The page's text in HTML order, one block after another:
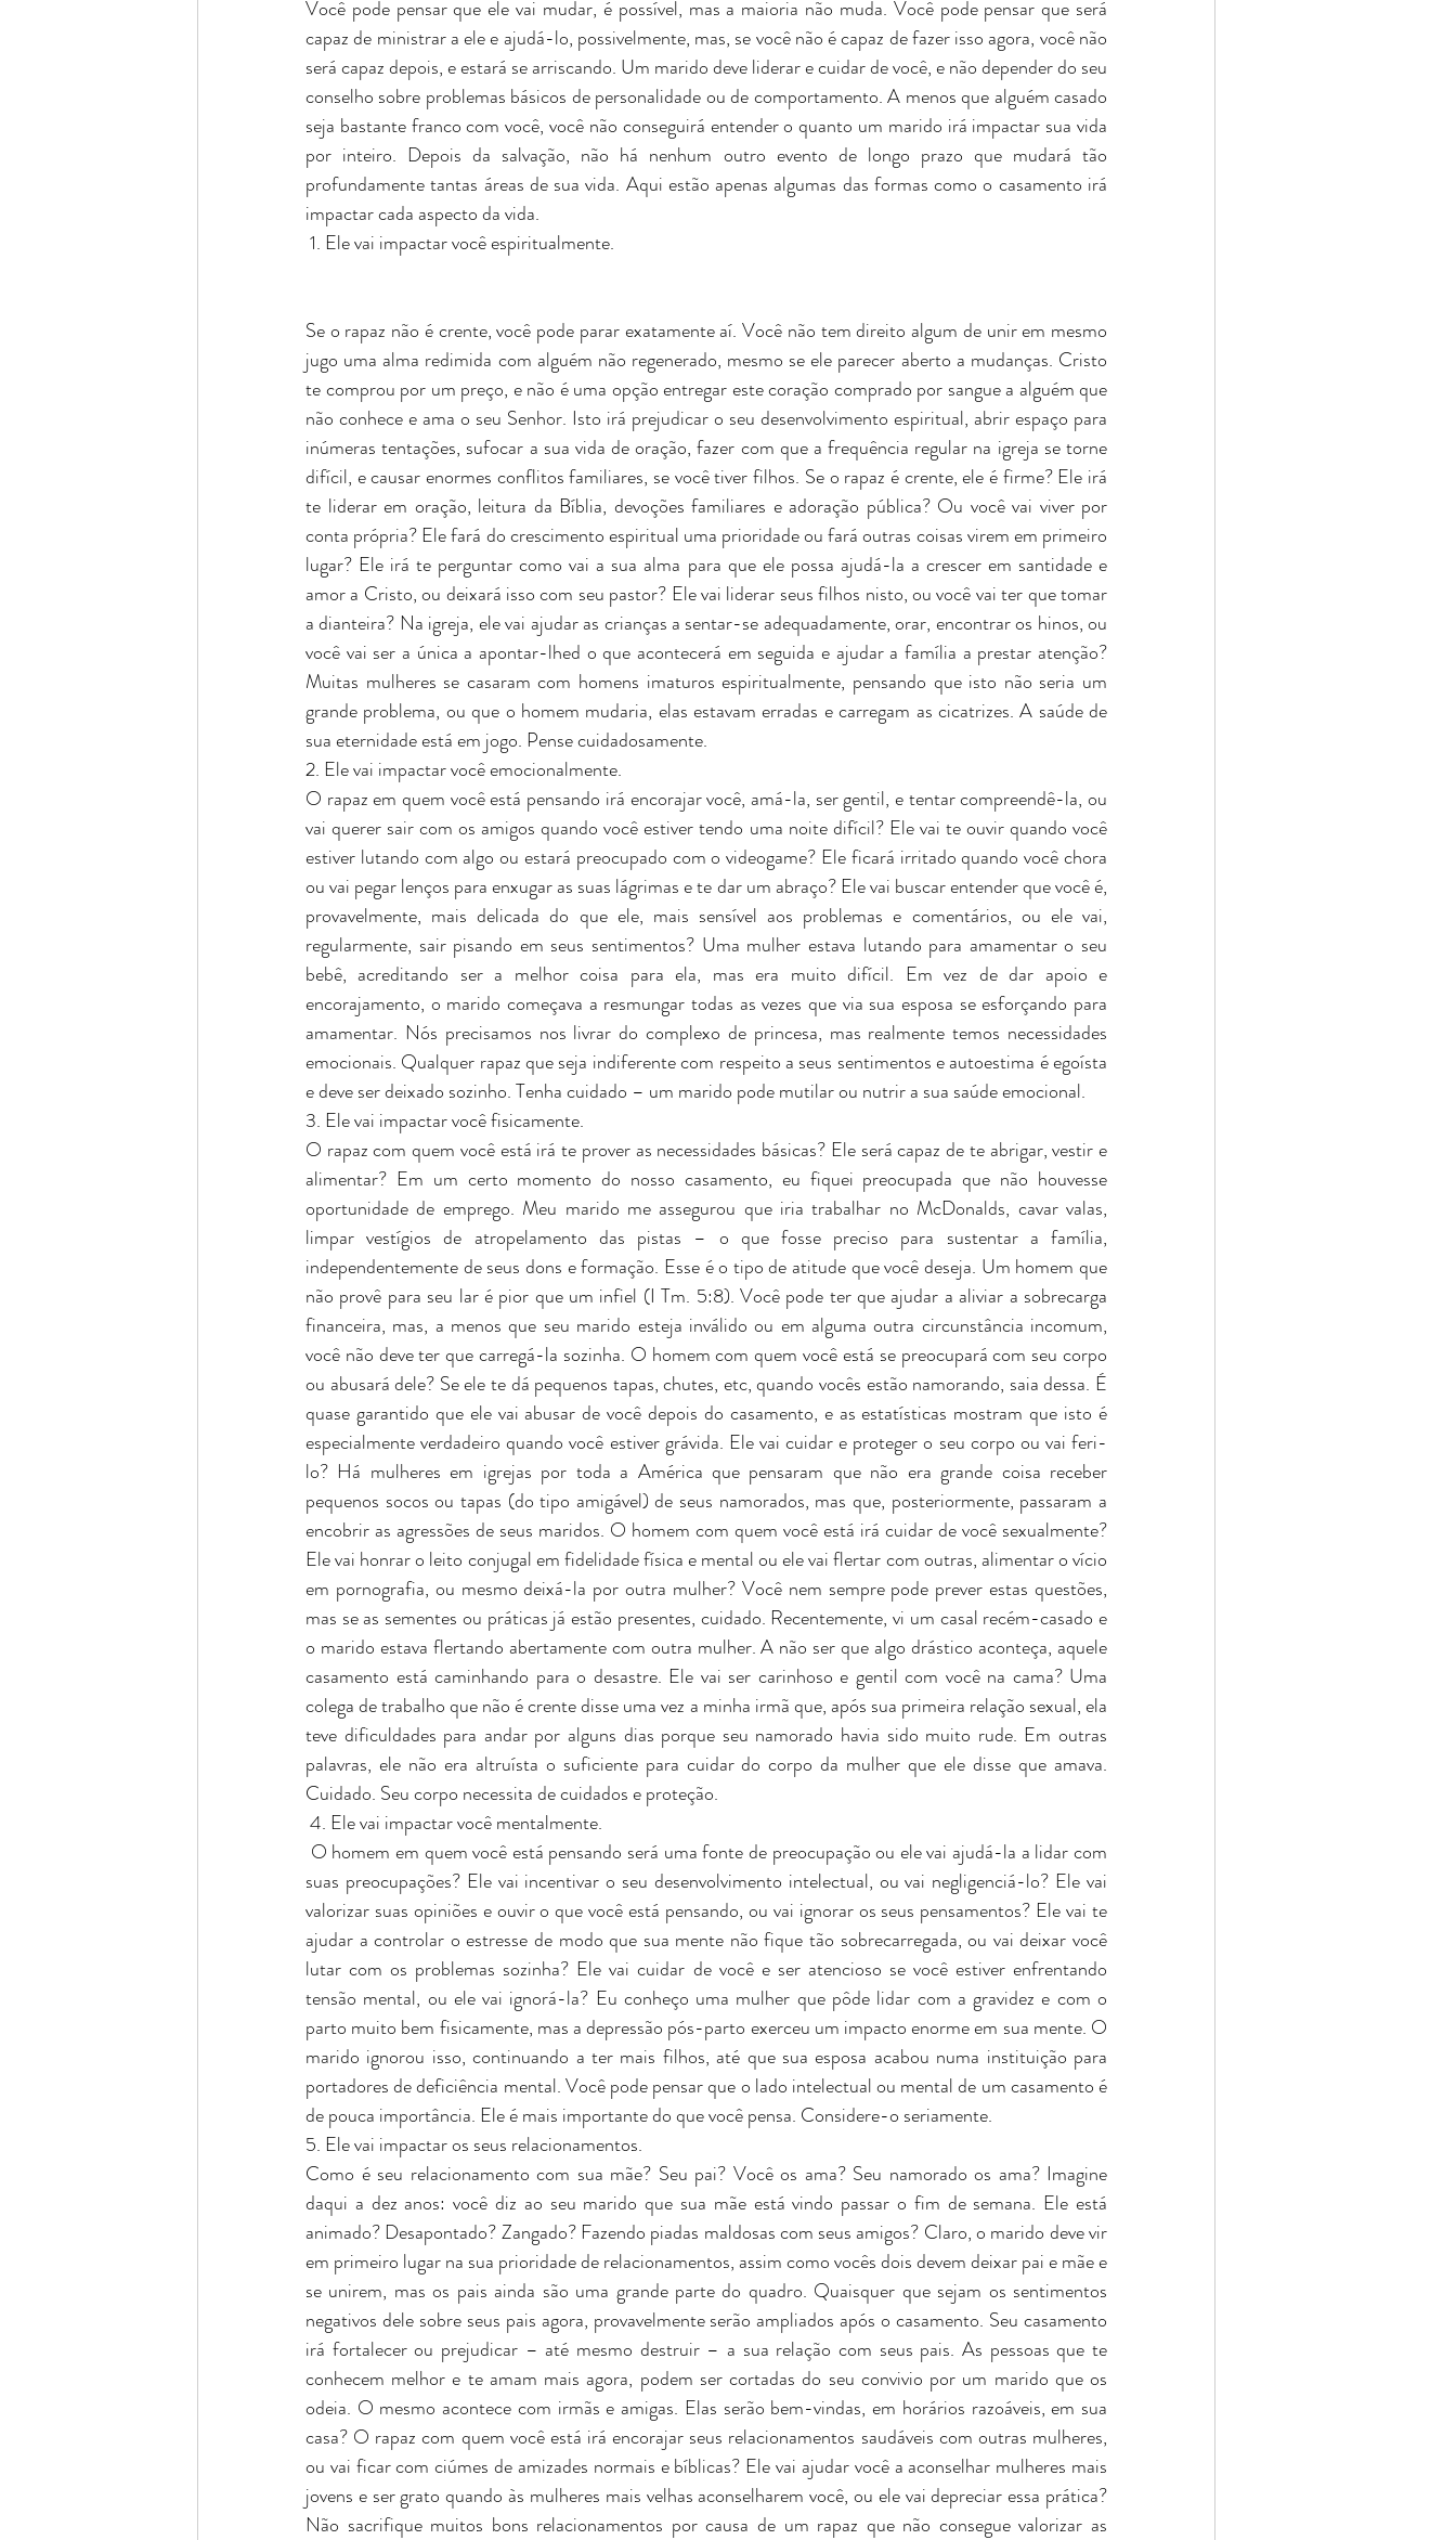
Você pode pensar que ele vai mudar, é possível, mas a maioria não muda. Você pode pensar que será
capaz de ministrar a ele e ajudá-lo, possivelmente, mas, se você não é capaz de fazer isso agora, você não
será capaz depois, e estará se arriscando. Um marido deve liderar e cuidar de você, e não depender do seu
conselho sobre problemas básicos de personalidade ou de comportamento. A menos que alguém casado
seja bastante franco com você, você não conseguirá entender o quanto um marido irá impactar sua vida
por inteiro. Depois da salvação, não há nenhum outro evento de longo prazo que mudará tão
profundamente tantas áreas de sua vida. Aqui estão apenas algumas das formas como o casamento irá
impactar cada aspecto da vida.
1. Ele vai impactar você espiritualmente.
Se o rapaz não é crente, você pode parar exatamente aí. Você não tem direito algum de unir em mesmo
jugo uma alma redimida com alguém não regenerado, mesmo se ele parecer aberto a mudanças. Cristo
te comprou por um preço, e não é uma opção entregar este coração comprado por sangue a alguém que
não conhece e ama o seu Senhor. Isto irá prejudicar o seu desenvolvimento espiritual, abrir espaço para
inúmeras tentações, sufocar a sua vida de oração, fazer com que a frequência regular na igreja se torne
difícil, e causar enormes conflitos familiares, se você tiver filhos. Se o rapaz é crente, ele é firme? Ele irá
te liderar em oração, leitura da Bíblia, devoções familiares e adoração pública? Ou você vai viver por
conta própria? Ele fará do crescimento espiritual uma prioridade ou fará outras coisas virem em primeiro
lugar? Ele irá te perguntar como vai a sua alma para que ele possa ajudá-la a crescer em santidade e
amor a Cristo, ou deixará isso com seu pastor? Ele vai liderar seus filhos nisto, ou você vai ter que tomar
a dianteira? Na igreja, ele vai ajudar as crianças a sentar-se adequadamente, orar, encontrar os hinos, ou
você vai ser a única a apontar-lhed o que acontecerá em seguida e ajudar a família a prestar atenção?
Muitas mulheres se casaram com homens imaturos espiritualmente, pensando que isto não seria um
grande problema, ou que o homem mudaria, elas estavam erradas e carregam as cicatrizes. A saúde de
sua eternidade está em jogo. Pense cuidadosamente.
2. Ele vai impactar você emocionalmente.
O rapaz em quem você está pensando irá encorajar você, amá-la, ser gentil, e tentar compreendê-la, ou
vai querer sair com os amigos quando você estiver tendo uma noite difícil? Ele vai te ouvir quando você
estiver lutando com algo ou estará preocupado com o videogame? Ele ficará irritado quando você chora
ou vai pegar lenços para enxugar as suas lágrimas e te dar um abraço? Ele vai buscar entender que você é,
provavelmente, mais delicada do que ele, mais sensível aos problemas e comentários, ou ele vai,
regularmente, sair pisando em seus sentimentos? Uma mulher estava lutando para amamentar o seu
bebê, acreditando ser a melhor coisa para ela, mas era muito difícil. Em vez de dar apoio e
encorajamento, o marido começava a resmungar todas as vezes que via sua esposa se esforçando para
amamentar. Nós precisamos nos livrar do complexo de princesa, mas realmente temos necessidades
emocionais. Qualquer rapaz que seja indiferente com respeito a seus sentimentos e autoestima é egoísta
e deve ser deixado sozinho. Tenha cuidado – um marido pode mutilar ou nutrir a sua saúde emocional.
3. Ele vai impactar você fisicamente.
O rapaz com quem você está irá te prover as necessidades básicas? Ele será capaz de te abrigar, vestir e
alimentar? Em um certo momento do nosso casamento, eu fiquei preocupada que não houvesse
oportunidade de emprego. Meu marido me assegurou que iria trabalhar no McDonalds, cavar valas,
limpar vestígios de atropelamento das pistas – o que fosse preciso para sustentar a família,
independentemente de seus dons e formação. Esse é o tipo de atitude que você deseja. Um homem que
não provê para seu lar é pior que um infiel (I Tm. 5:8). Você pode ter que ajudar a aliviar a sobrecarga
financeira, mas, a menos que seu marido esteja inválido ou em alguma outra circunstância incomum,
você não deve ter que carregá-la sozinha. O homem com quem você está se preocupará com seu corpo
ou abusará dele? Se ele te dá pequenos tapas, chutes, etc, quando vocês estão namorando, saia dessa. É
quase garantido que ele vai abusar de você depois do casamento, e as estatísticas mostram que isto é
especialmente verdadeiro quando você estiver grávida. Ele vai cuidar e proteger o seu corpo ou vai feri-
lo? Há mulheres em igrejas por toda a América que pensaram que não era grande coisa receber
pequenos socos ou tapas (do tipo amigável) de seus namorados, mas que, posteriormente, passaram a
encobrir as agressões de seus maridos. O homem com quem você está irá cuidar de você sexualmente?
Ele vai honrar o leito conjugal em fidelidade física e mental ou ele vai flertar com outras, alimentar o vício
em pornografia, ou mesmo deixá-la por outra mulher? Você nem sempre pode prever estas questões,
mas se as sementes ou práticas já estão presentes, cuidado. Recentemente, vi um casal recém-casado e
o marido estava flertando abertamente com outra mulher. A não ser que algo drástico aconteça, aquele
casamento está caminhando para o desastre. Ele vai ser carinhoso e gentil com você na cama? Uma
colega de trabalho que não é crente disse uma vez a minha irmã que, após sua primeira relação sexual, ela
teve dificuldades para andar por alguns dias porque seu namorado havia sido muito rude. Em outras
palavras, ele não era altruísta o suficiente para cuidar do corpo da mulher que ele disse que amava.
Cuidado. Seu corpo necessita de cuidados e proteção.
4. Ele vai impactar você mentalmente.
O homem em quem você está pensando será uma fonte de preocupação ou ele vai ajudá-la a lidar com
suas preocupações? Ele vai incentivar o seu desenvolvimento intelectual, ou vai negligenciá-lo? Ele vai
valorizar suas opiniões e ouvir o que você está pensando, ou vai ignorar os seus pensamentos? Ele vai te
ajudar a controlar o estresse de modo que sua mente não fique tão sobrecarregada, ou vai deixar você
lutar com os problemas sozinha? Ele vai cuidar de você e ser atencioso se você estiver enfrentando
tensão mental, ou ele vai ignorá-la? Eu conheço uma mulher que pôde lidar com a gravidez e com o
parto muito bem fisicamente, mas a depressão pós-parto exerceu um impacto enorme em sua mente. O
marido ignorou isso, continuando a ter mais filhos, até que sua esposa acabou numa instituição para
portadores de deficiência mental. Você pode pensar que o lado intelectual ou mental de um casamento é
de pouca importância. Ele é mais importante do que você pensa. Considere-o seriamente.
5. Ele vai impactar os seus relacionamentos.
Como é seu relacionamento com sua mãe? Seu pai? Você os ama? Seu namorado os ama? Imagine
daqui a dez anos: você diz ao seu marido que sua mãe está vindo passar o fim de semana. Ele está
animado? Desapontado? Zangado? Fazendo piadas maldosas com seus amigos? Claro, o marido deve vir
em primeiro lugar na sua prioridade de relacionamentos, assim como vocês dois devem deixar pai e mãe e
se unirem, mas os pais ainda são uma grande parte do quadro. Quaisquer que sejam os sentimentos
negativos dele sobre seus pais agora, provavelmente serão ampliados após o casamento. Seu casamento
irá fortalecer ou prejudicar – até mesmo destruir – a sua relação com seus pais. As pessoas que te
conhecem melhor e te amam mais agora, podem ser cortadas do seu convivio por um marido que os
odeia. O mesmo acontece com irmãs e amigas. Elas serão bem-vindas, em horários razoáveis, em sua
casa? O rapaz com quem você está irá encorajar seus relacionamentos saudáveis com outras mulheres,
ou vai ficar com ciúmes de amizades normais e bíblicas? Ele vai ajudar você a aconselhar mulheres mais
jovens e ser grato quando às mulheres mais velhas aconselharem você, ou ele vai depreciar essa prática?
Não sacrifique muitos bons relacionamentos por causa de um rapaz que não consegue valorizar as